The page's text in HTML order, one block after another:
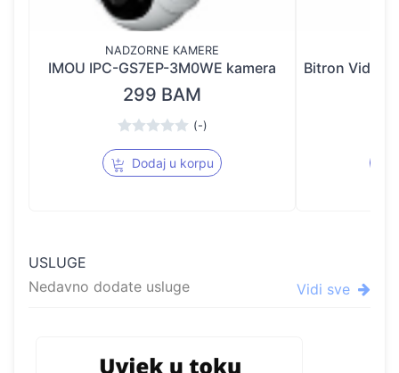
NADZORNE KAMERE
IMOU IPC-GS7EP-3M0WE kamera
299 BAM
(-)
Dodaj u korpu
USLUGE
Nedavno dodate usluge
Vidi sve